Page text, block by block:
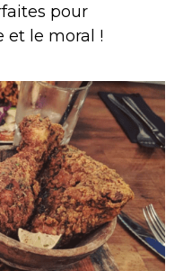
pour
et le moral !